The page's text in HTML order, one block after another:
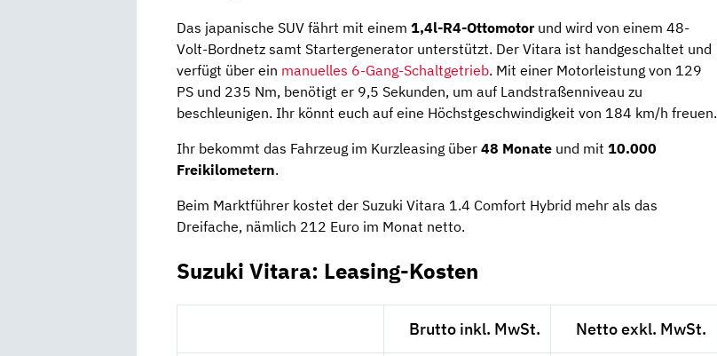
Das japanische SUV fährt mit einem 1,4l-R4-Ottomotor und wird von einem 48-
Volt-Bordnetz samt Startergenerator unterstützt. Der Vitara ist handgeschaltet und
verfügt über ein manuelles 6-Gang-Schaltgetrieb. Mit einer Motorleistung von 129
PS und 235 Nm, benötigt er 9,5 Sekunden, um auf Landstraßenniveau zu
beschleunigen. Ihr könnt euch auf eine Höchstgeschwindigkeit von 184 km/h freuen.
Ihr bekommt das Fahrzeug im Kurzleasing über 48 Monate und mit 10.000
Freikilometern.
Beim Marktführer kostet der Suzuki Vitara 1.4 Comfort Hybrid mehr als das
Dreifache, nämlich 212 Euro im Monat netto.
Suzuki Vitara: Leasing-Kosten
Brutto inkl. MwSt. Netto exkl. MwSt.